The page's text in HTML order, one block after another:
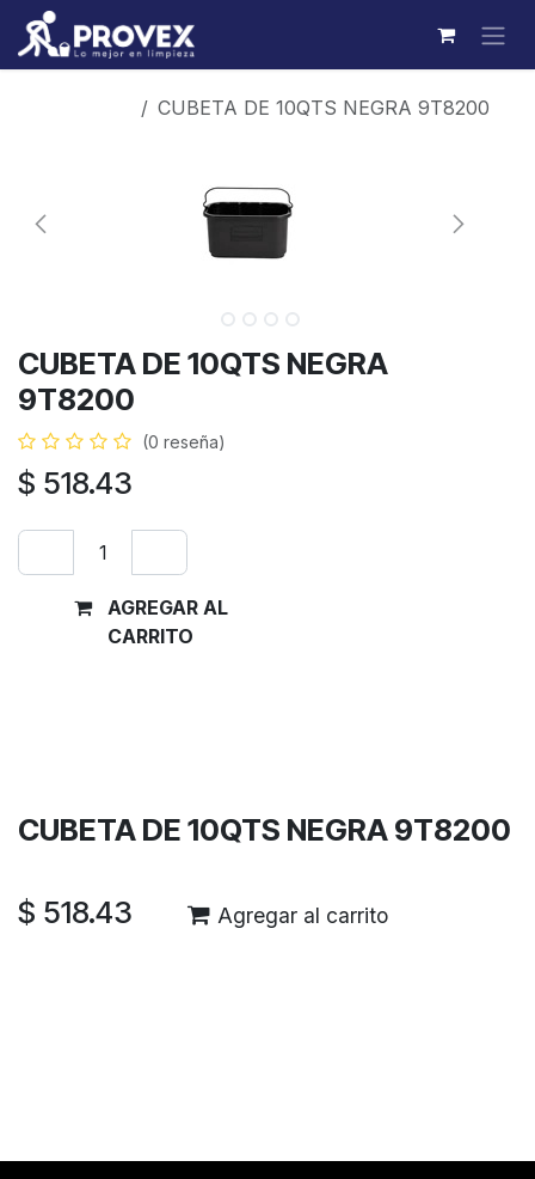
Ir al contenido
CUBETA DE 10QTS NEGRA 9T8200
CUBETA DE 10QTS NEGRA
9T8200
(0 reseña)
$ 518.43
AGREGAR AL
CARRITO
CUBETA DE 10QTS NEGRA 9T8200
$ 518.43 Agregar al carrito